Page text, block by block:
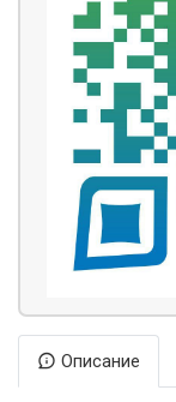
Описание